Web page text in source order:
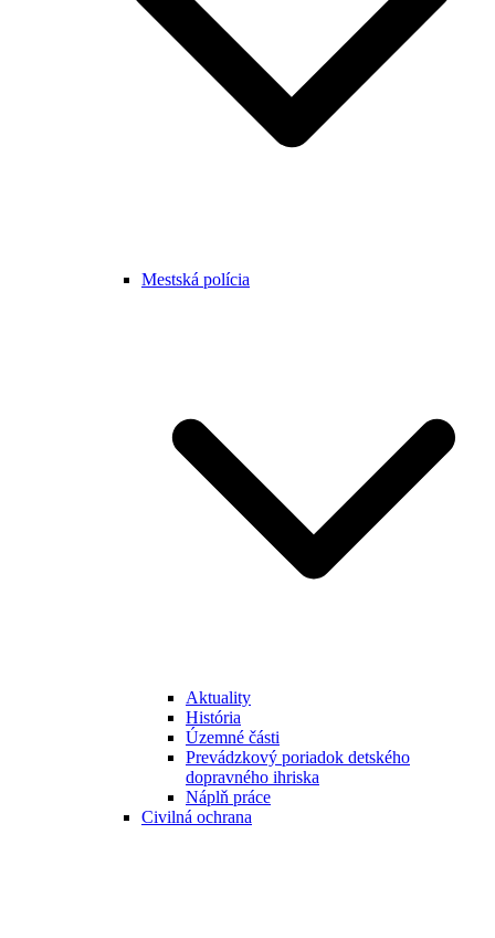
Mestská polícia
Aktuality
História
Územné části
Prevádzkový poriadok detského
dopravného ihriska
Náplň práce
Civilná ochrana